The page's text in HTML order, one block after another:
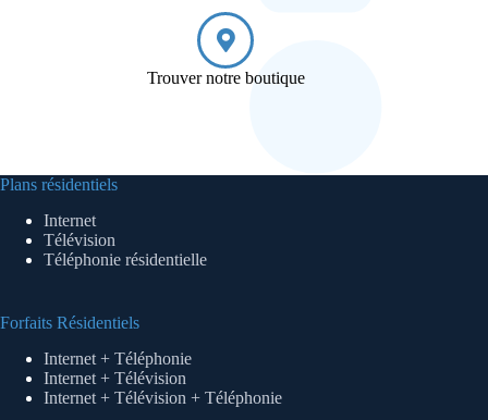
Trouver notre boutique
Plans résidentiels
Internet
Télévision
Téléphonie résidentielle
Forfaits Résidentiels
Internet + Téléphonie
Internet + Télévision
Internet + Télévision + Téléphonie